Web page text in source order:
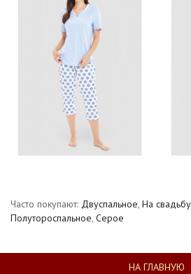
Часто покупают: Двуспальное, На свадьбу
Полутороспальное, Серое
НА ГЛАВНУЮ